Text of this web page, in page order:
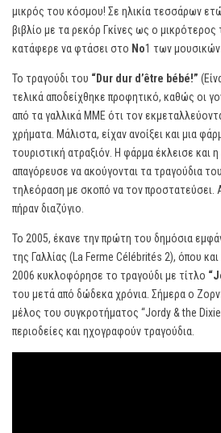
μικρός του κόσμου! Σε ηλικία τεσσάρων
βιβλίο με τα ρεκόρ Γκίνες ως ο μικρότερος
κατάφερε να φτάσει στο Νο1 των μουσικών
Το τραγούδι του “Dur dur d’être bébé!”
τελικά αποδείχθηκε προφητικό, καθώς οι
από τα γαλλικά ΜΜΕ ότι τον
χρήματα. Μάλιστα, είχαν ανοίξει και μια
τουριστική ατραξιόν. Η φάρμα έκλεισε και
απαγόρευσε να ακούγονται τα τραγούδια
τηλεόραση με σκοπό να τον προστατεύσει.
πήραν διαζύγιο.
Το 2005, έκανε την πρώτη του δημόσια
της Γαλλίας (La Ferme Célébrités 2), όπου
2006 κυκλοφόρησε το τραγούδι με τίτλο
του μετά από δώδεκα χρόνια. Σήμερα ο
μέλος του συγκροτήματος “Jordy & the
περιοδείες και ηχογραφούν τραγούδια.